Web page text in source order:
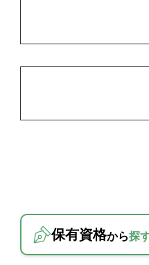
保有資格から探